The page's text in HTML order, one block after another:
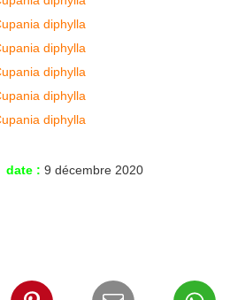
date : 9 décembre 2020